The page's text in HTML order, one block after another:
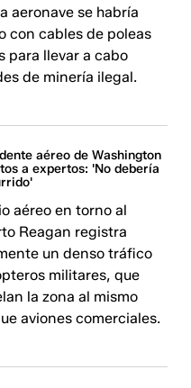
aeronave se habría
con cables de poleas
para llevar a cabo
de minería ilegal.
aéreo de Washington
a expertos: 'No debería
aéreo en torno al
Reagan registra
un denso tráfico
militares, que
la zona al mismo
aviones comerciales.